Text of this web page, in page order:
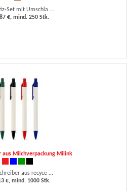
Set mit Umschla ...
€, mind. 250 Stk.
aus Milchverpackung Milink
aus recyce ...
€, mind. 1000 Stk.